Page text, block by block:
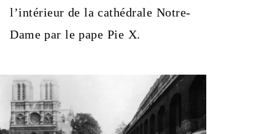
l’intérieur de la cathédrale Notre-
Dame par le pape Pie X.